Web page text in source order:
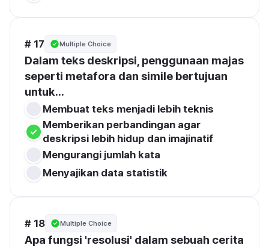
# 17 Multiple Choice
Dalam teks deskripsi, penggunaan majas
seperti metafora dan simile bertujuan
untuk...
Membuat teks menjadi lebih teknis
Memberikan perbandingan agar
deskripsi lebih hidup dan imajinatif
Mengurangi jumlah kata
Menyajikan data statistik
# 18 Multiple Choice
Apa fungsi 'resolusi' dalam sebuah cerita